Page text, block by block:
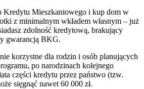
Kredytu Mieszkaniowego i kup dom w
z minimalnym wkładem własnym – już
zdolność kredytową, brakujący
gwarancją BKG.
korzystne dla rodzin i osób planujących
po narodzinach kolejnego
części kredytu przez państwo (tzw.
sięgnąć nawet 60 000 zł.